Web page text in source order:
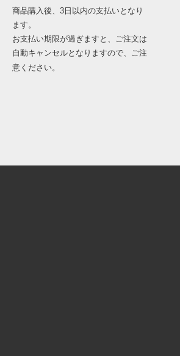
商品購入後、3日以内の支払いとなり
ます。
お支払い期限が過ぎますと、ご注文は
自動キャンセルとなりますので、ご注
意ください。